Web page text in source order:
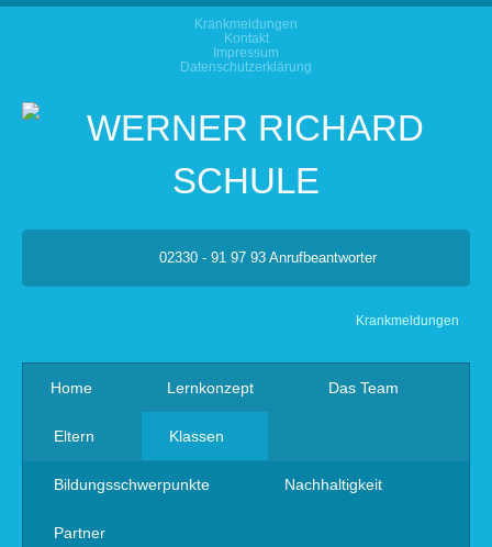
Krankmeldungen
Kontakt
Impressum
Datenschutzerklärung
02330 - 91 97 93 Anrufbeantworter
Krankmeldungen
Home Lernkonzept Das Team
Eltern Klassen
Bildungsschwerpunkte Nachhaltigkeit
Partner